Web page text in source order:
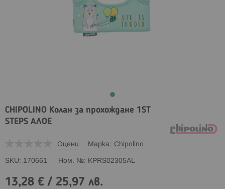
CHIPOLINO Колан за прохождане 1ST
STEPS АЛОЕ
Оцени Марка Chipolino
SKU 170661 Ном. № KPRS02305AL
13,28 € / 25,97 лв.